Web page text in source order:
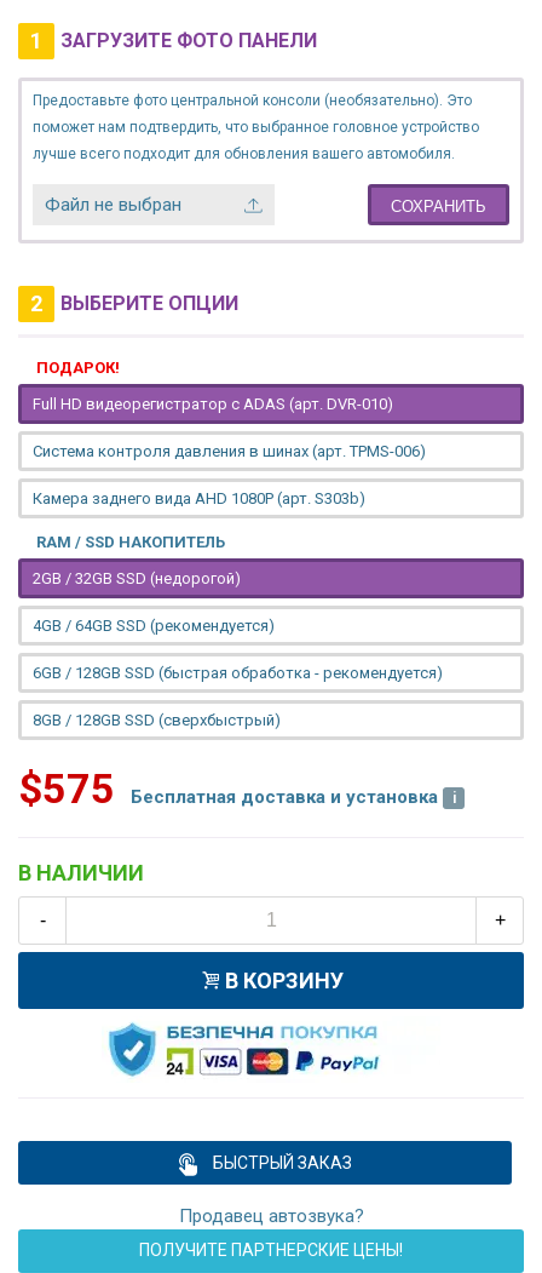
1 ЗАГРУЗИТЕ ФОТО ПАНЕЛИ
Предоставьте фото центральной консоли (необязательно). Это
поможет нам подтвердить, что выбранное головное устройство
лучше всего подходит для обновления вашего автомобиля.
Файл не выбран СОХРАНИТЬ
2 ВЫБЕРИТЕ ОПЦИИ
ПОДАРОК!
Full HD видеорегистратор с ADAS (арт. DVR-010)
Система контроля давления в шинах (арт. TPMS-006)
Камера заднего вида AHD 1080P (арт. S303b)
RAM / SSD НАКОПИТЕЛЬ
2GB / 32GB SSD (недорогой)
4GB / 64GB SSD (рекомендуется)
6GB / 128GB SSD (быстрая обработка - рекомендуется)
8GB / 128GB SSD (сверхбыстрый)
$575 Бесплатная доставка и установка
В НАЛИЧИИ
- +
В КОРЗИНУ
БЫСТРЫЙ ЗАКАЗ
Продавец автозвука?
ПОЛУЧИТЕ ПАРТНЕРСКИЕ ЦЕНЫ!